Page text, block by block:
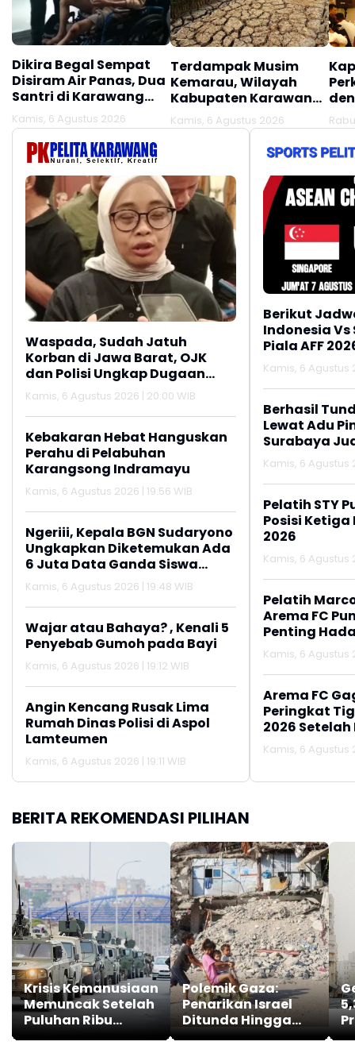
Dikira Begal Sempat
Disiram Air Panas, Dua
Santri di Karawang
Terluka Akibat Aksi
Oknum Linmas
Kamis, 6 Agustus 2026
Terdampak Musim
Kemarau, Wilayah
Kabupaten Karawang
Kekeringan Makin
Meluas
Kamis, 6 Agustus 2026
Waspada, Sudah Jatuh
Korban di Jawa Barat, OJK
dan Polisi Ungkap Dugaan
Penipuan Modus Titip Limit
Paylater
Kamis, 6 Agustus 2026 | 20:00 WIB
Kebakaran Hebat Hanguskan
Perahu di Pelabuhan
Karangsong Indramayu
Kamis, 6 Agustus 2026 | 19:56 WIB
Ngeriii, Kepala BGN Sudaryono
Ungkapkan Diketemukan Ada
6 Juta Data Ganda Siswa
Penerima MBG
Kamis, 6 Agustus 2026 | 19:48 WIB
Wajar atau Bahaya? , Kenali 5
Penyebab Gumoh pada Bayi
Kamis, 6 Agustus 2026 | 19:12 WIB
Angin Kencang Rusak Lima
Rumah Dinas Polisi di Aspol
Lamteumen
Kamis, 6 Agustus 2026 | 19:11 WIB
Berikut
Indonesia
Piala AFF
Kamis, 6 Agustus
Berhasil
Lewat Adu
Surabaya
2026
Kamis, 6 Agustus
Pelatih STY
Posisi Ketiga
2026
Kamis, 6 Agustus
Pelatih
Arema FC
Penting
Kamis, 6 Agustus
Arema FC
Peringkat
2026
Persija
Kamis, 6 Agustus
BERITA REKOMENDASI PILIHAN
Krisis Kemanusiaan
Memuncak Setelah
Puluhan Ribu
Warga Maroko
Polemik Gaza:
Penarikan Israel
Ditunda Hingga
Hamas Lucuti